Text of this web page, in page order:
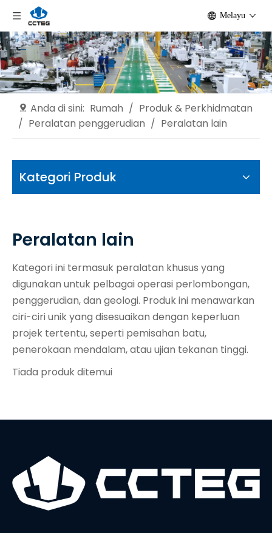
Melayu
Anda di sini: Rumah / Produk & Perkhidmatan
/ Peralatan penggerudian / Peralatan lain
Kategori Produk
Peralatan lain
Kategori ini termasuk peralatan khusus yang
digunakan untuk pelbagai operasi perlombongan,
penggerudian, dan geologi. Produk ini menawarkan
ciri-ciri unik yang disesuaikan dengan keperluan
projek tertentu, seperti pemisahan batu,
penerokaan mendalam, atau ujian tekanan tinggi.
Tiada produk ditemui